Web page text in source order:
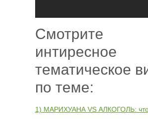
Смотрите
интиресное
тематическое
по теме:
1) МАРИХУАНА VS АЛКОГОЛЬ: